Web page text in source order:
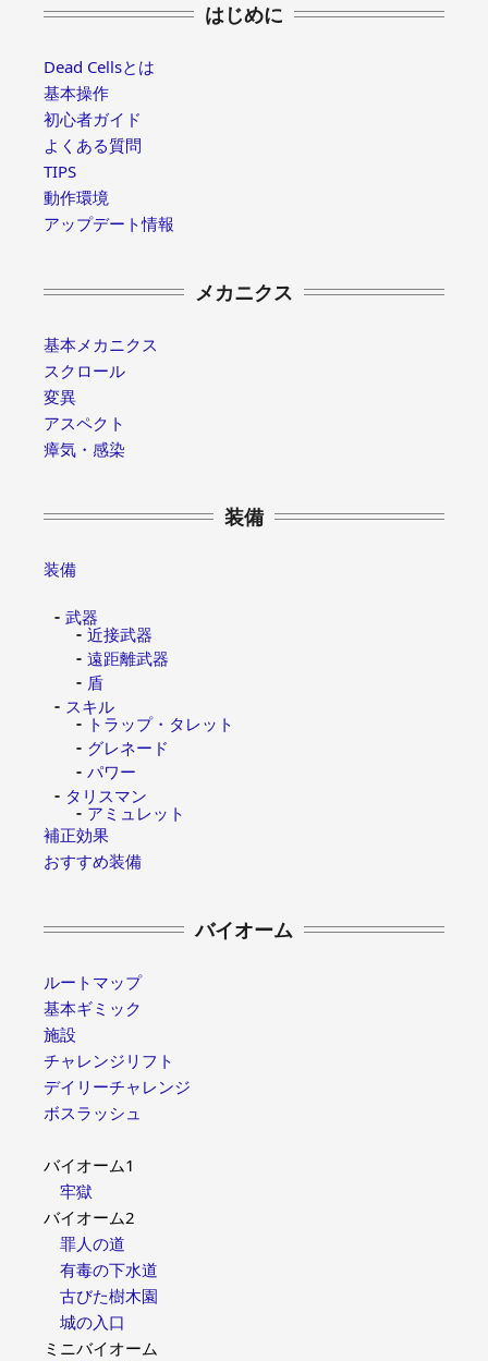
はじめに
Dead Cellsとは
基本操作
初心者ガイド
よくある質問
TIPS
動作環境
アップデート情報
メカニクス
基本メカニクス
スクロール
変異
アスペクト
瘴気・感染
装備
装備
武器
近接武器
遠距離武器
盾
スキル
トラップ・タレット
グレネード
パワー
タリスマン
アミュレット
補正効果
おすすめ装備
バイオーム
ルートマップ
基本ギミック
施設
チャレンジリフト
デイリーチャレンジ
ボスラッシュ
バイオーム1
牢獄
バイオーム2
罪人の道
有毒の下水道
古びた樹木園
城の入口
ミニバイオーム